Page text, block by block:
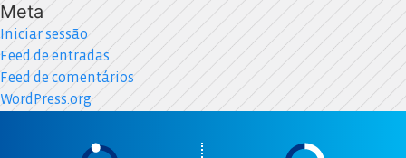
Meta
Iniciar sessão
Feed de entradas
Feed de comentários
WordPress.org